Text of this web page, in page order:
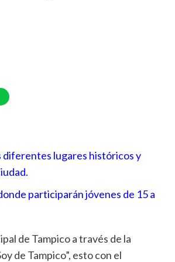
diferentes lugares históricos y
participarán jóvenes de 15 a
de Tampico a través de la
de Tampico”, esto con el